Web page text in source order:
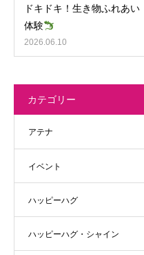
ドキドキ！生き物ふれあい
体験
2026.06.10
カテゴリー
アテナ
イベント
ハッピーハグ
ハッピーハグ・シャイン